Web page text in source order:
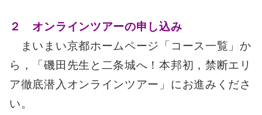
２ オンラインツアーの申し込み
まいまい京都ホームページ「コース一覧」か
ら，「磯田先生と二条城へ！本邦初，禁断エリ
ア徹底潜入オンラインツアー」にお進みくださ
い。